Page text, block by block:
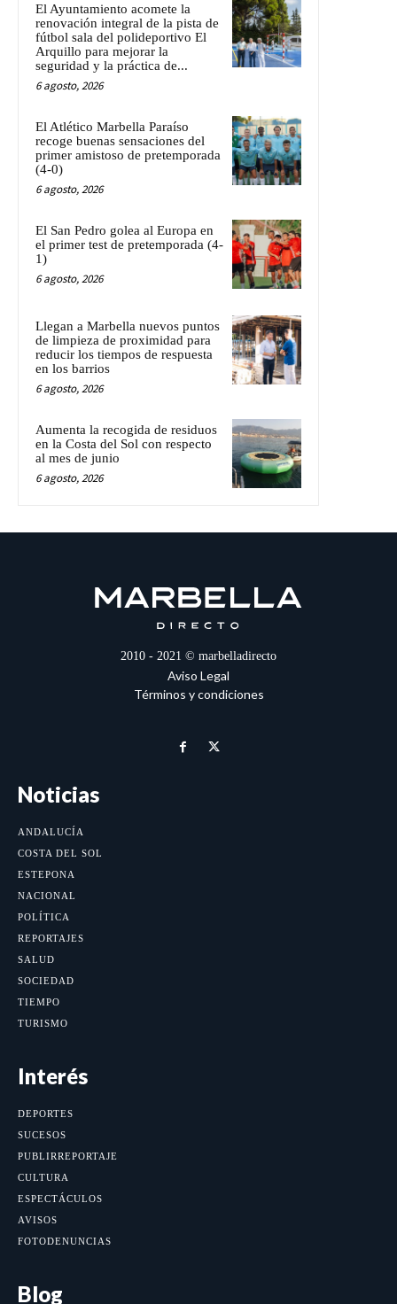
El Ayuntamiento acomete la
renovación integral de la pista de
fútbol sala del polideportivo El
Arquillo para mejorar la
seguridad y la práctica de...
6 agosto, 2026
El Atlético Marbella Paraíso
recoge buenas sensaciones del
primer amistoso de pretemporada
(4-0)
6 agosto, 2026
El San Pedro golea al Europa en
el primer test de pretemporada (4-
1)
6 agosto, 2026
Llegan a Marbella nuevos puntos
de limpieza de proximidad para
reducir los tiempos de respuesta
en los barrios
6 agosto, 2026
Aumenta la recogida de residuos
en la Costa del Sol con respecto
al mes de junio
6 agosto, 2026
2010 - 2021 © marbelladirecto
Aviso Legal
Términos y condiciones
Noticias
ANDALUCÍA
COSTA DEL SOL
ESTEPONA
NACIONAL
POLÍTICA
REPORTAJES
SALUD
SOCIEDAD
TIEMPO
TURISMO
Interés
DEPORTES
SUCESOS
PUBLIRREPORTAJE
CULTURA
ESPECTÁCULOS
AVISOS
FOTODENUNCIAS
Blog